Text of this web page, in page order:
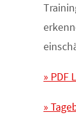
» PDF
»